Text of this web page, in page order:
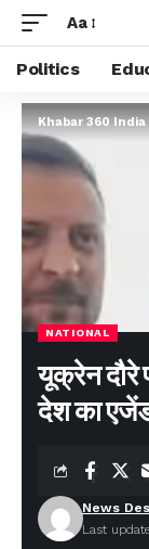
Aa
Politics
Khabar 360 India
NATIONAL
यूक्रेन दौरे
देश का
Last
News